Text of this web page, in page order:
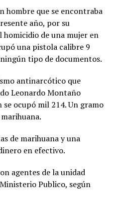
hombre que se encontraba
año, por su
de una mujer en
una pistola calibre 9
tipo de documentos.
antinarcótico que
Leonardo Montaño
ocupó mil 214. Un gramo
de marihuana y una
en efectivo.
agentes de la unidad
Publico, según